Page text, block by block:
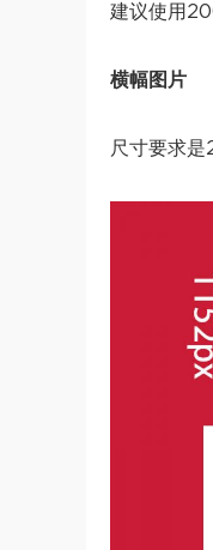
建议使用
横幅图片
尺寸要求